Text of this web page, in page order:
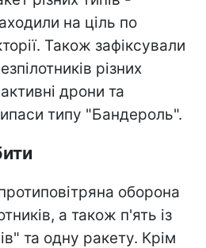
на ціль по
Також зафіксували
різних
дрони та
типу "Бандероль".
оборона
а також п'ять із
та одну ракету. Крім